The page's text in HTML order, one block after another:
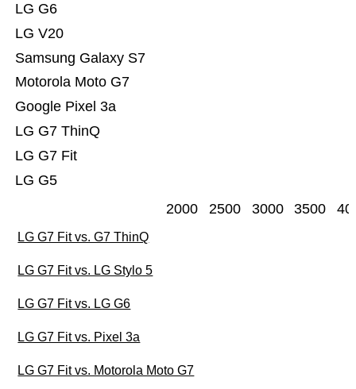
LG G5
LG G7 Fit
LG G7 ThinQ
Google Pixel 3a
Motorola Moto G7
Samsung Galaxy S7
LG V20
LG G6
2000 2500 3000 3500
LG G7 Fit vs. G7 ThinQ
LG G7 Fit vs. LG Stylo 5
LG G7 Fit vs. LG G6
LG G7 Fit vs. Pixel 3a
LG G7 Fit vs. Motorola Moto G7